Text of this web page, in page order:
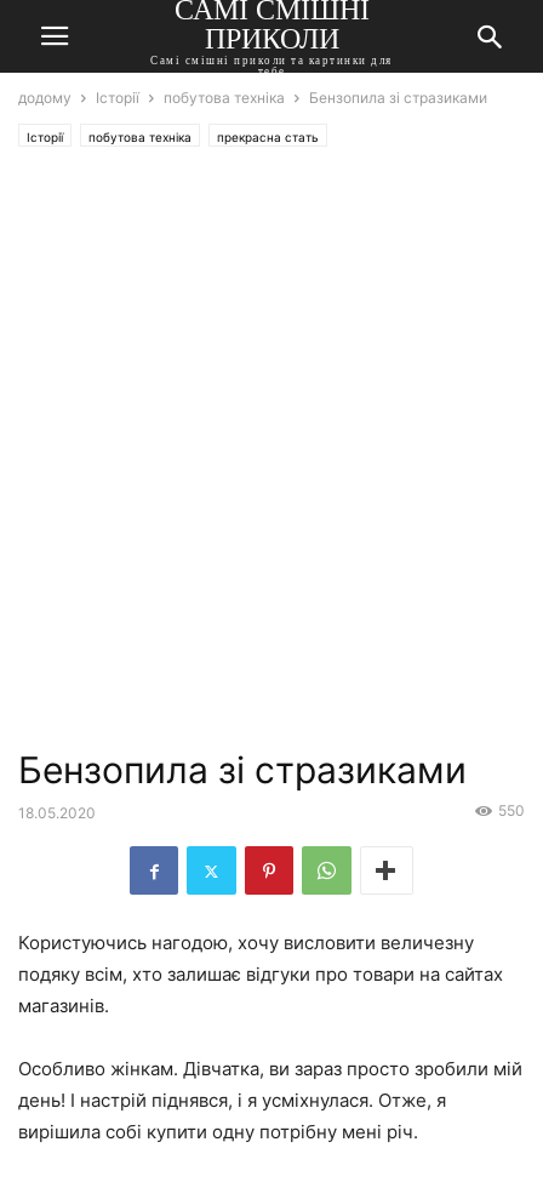
САМІ СМІШНІ
ПРИКОЛИ
Самі смішні приколи та картинки для
тебе
додому Історії побутова техніка Бензопила зі стразиками
Історії побутова техніка прекрасна стать
Бензопила зі стразиками
18.05.2020 550
Користуючись нагодою, хочу висловити величезну
подяку всім, хто залишає відгуки про товари на сайтах
магазинів.
Особливо жінкам. Дівчатка, ви зараз просто зробили мій
день! І настрій піднявся, і я усміхнулася. Отже, я
вирішила собі купити одну потрібну мені річ.